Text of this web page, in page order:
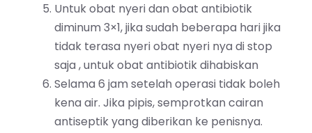
Untuk obat nyeri dan obat antibiotik
diminum 3×1, jika sudah beberapa hari jika
tidak terasa nyeri obat nyeri nya di stop
saja , untuk obat antibiotik dihabiskan
Selama 6 jam setelah operasi tidak boleh
kena air. Jika pipis, semprotkan cairan
antiseptik yang diberikan ke penisnya.